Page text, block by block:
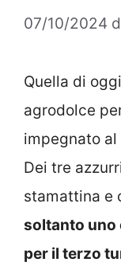
07/10/2024
Quella di
agrodolce
impegnato al
Dei tre
stamattina e
soltanto uno
per il terzo